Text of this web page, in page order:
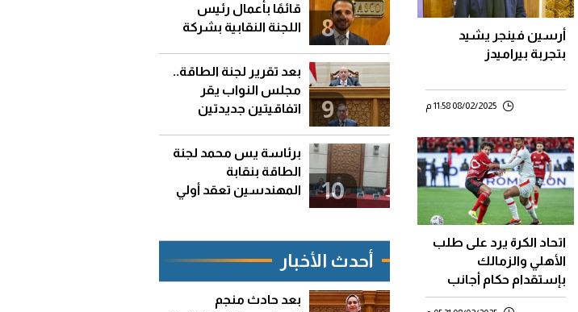
أرسين فينجر يشيد
بتجربة بيراميدز
08/02/2025 11:58 م
اتحاد الكرة يرد على طلب
الأهلي والزمالك
بإستقدام حكام أجانب
للقمة
8
قائمًا بأعمال رئيس
اللجنة النقابية بشركة
9
بعد تقرير لجنة الطاقة..
مجلس النواب يقر
اتفاقيتين جديدتين
10
برئاسة يس محمد لجنة
الطاقة بنقابة
المهندسين تعقد أولي
أحدث الأخبار
بعد حادث منجم